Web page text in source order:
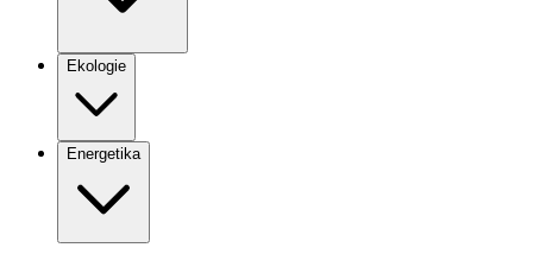
Ekologie
Energetika